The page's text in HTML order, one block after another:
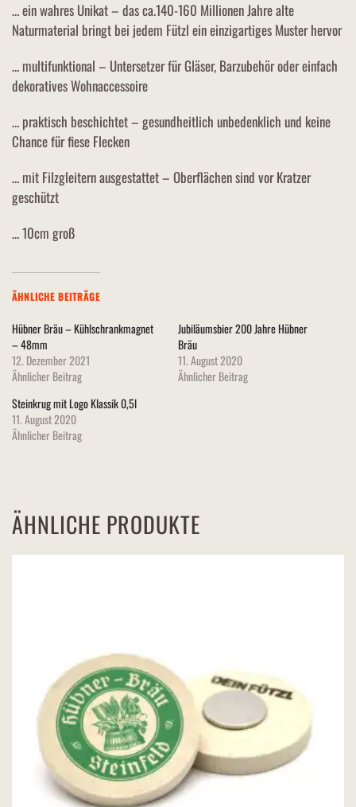
… ein wahres Unikat – das ca.140-160 Millionen Jahre alte
Naturmaterial bringt bei jedem Fützl ein einzigartiges Muster hervor
… multifunktional – Untersetzer für Gläser, Barzubehör oder einfach
dekoratives Wohnaccessoire
… praktisch beschichtet – gesundheitlich unbedenklich und keine
Chance für fiese Flecken
… mit Filzgleitern ausgestattet – Oberflächen sind vor Kratzer
geschützt
… 10cm groß
ÄHNLICHE BEITRÄGE
Hübner Bräu – Kühlschrankmagnet
– 48mm
12. Dezember 2021
Ähnlicher Beitrag
Jubiläumsbier 200 Jahre Hübner
Bräu
11. August 2020
Ähnlicher Beitrag
Steinkrug mit Logo Klassik 0,5l
11. August 2020
Ähnlicher Beitrag
ÄHNLICHE PRODUKTE